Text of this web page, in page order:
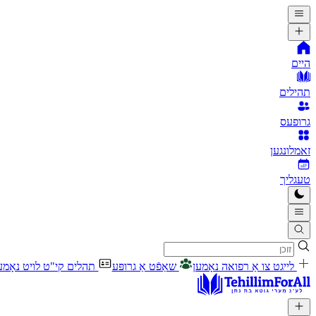
היים
תהילים
גרופעס
זאמלונגען
טעגליך
לייגט צו אַ רפואה נאָמען שאַפֿט אַ גרופּע תהלים קי"ט לויט